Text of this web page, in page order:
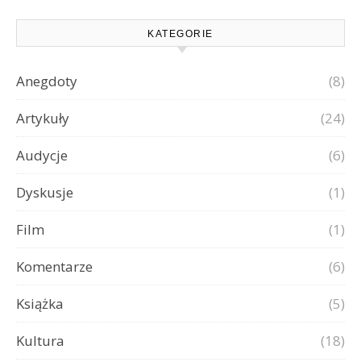
KATEGORIE
Anegdoty
(8)
Artykuły
(24)
Audycje
(6)
Dyskusje
(1)
Film
(1)
Komentarze
(6)
Książka
(5)
Kultura
(18)